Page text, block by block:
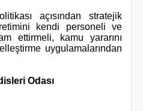
açısından stratejik
kendi personeli ve
ettirmeli, kamu yararını
uygulamalarından
Odası